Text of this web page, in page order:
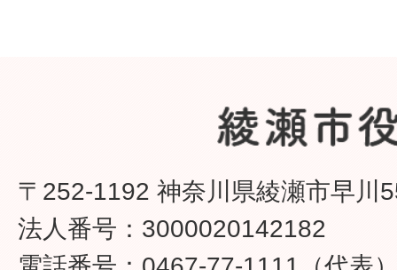
〒252-1192 神奈川県綾瀬市早川
法人番号：3000020142182